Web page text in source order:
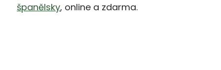
španělsky, online a zdarma.